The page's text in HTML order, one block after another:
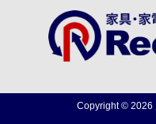
Copyright © 2026